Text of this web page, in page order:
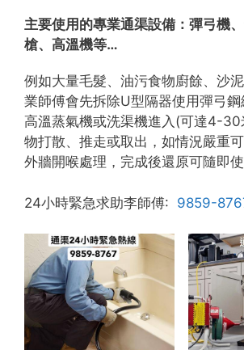
主要使用的專業通渠設備： 彈弓機
槍、高溫機等…
例如大量毛髮、油污食物廚餘、沙
業師傅會先拆除U型隔器使用彈弓鋼
高溫蒸氣機或洗渠機進入(可達4-30
物打散、推走或取出，如情況嚴重
外牆開喉處理，完成後還原可隨即使
24小時緊急求助李師傅: 9859-